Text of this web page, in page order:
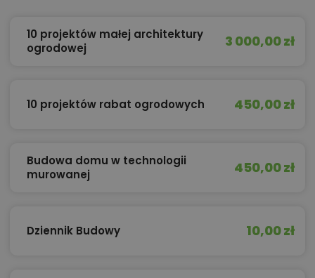
10 projektów małej architektury
ogrodowej
3 000,00 zł
10 projektów rabat ogrodowych 450,00 zł
Budowa domu w technologii
murowanej
450,00 zł
Dziennik Budowy 10,00 zł